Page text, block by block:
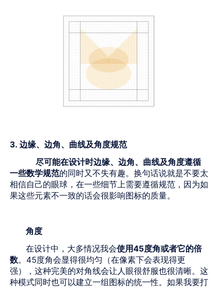
3. 边缘、边角、曲线及角度规范
尽可能在设计时边缘、边角、曲线及角度遵循
一些数学规范的同时又不失有趣。换句话说就是不要太
相信自己的眼球，在一些细节上需要遵循规范，因为如
果这些元素不一致的话会很影响图标的质量。
角度
在设计中，大多情况我会使用45度角或者它的倍
数。 45度角会显得很均匀（在像素下会表现得更
强），这种完美的对角线会让人眼很舒服也很清晰。这
种模式同时也可以建立一组图标的统一性。如果我要打